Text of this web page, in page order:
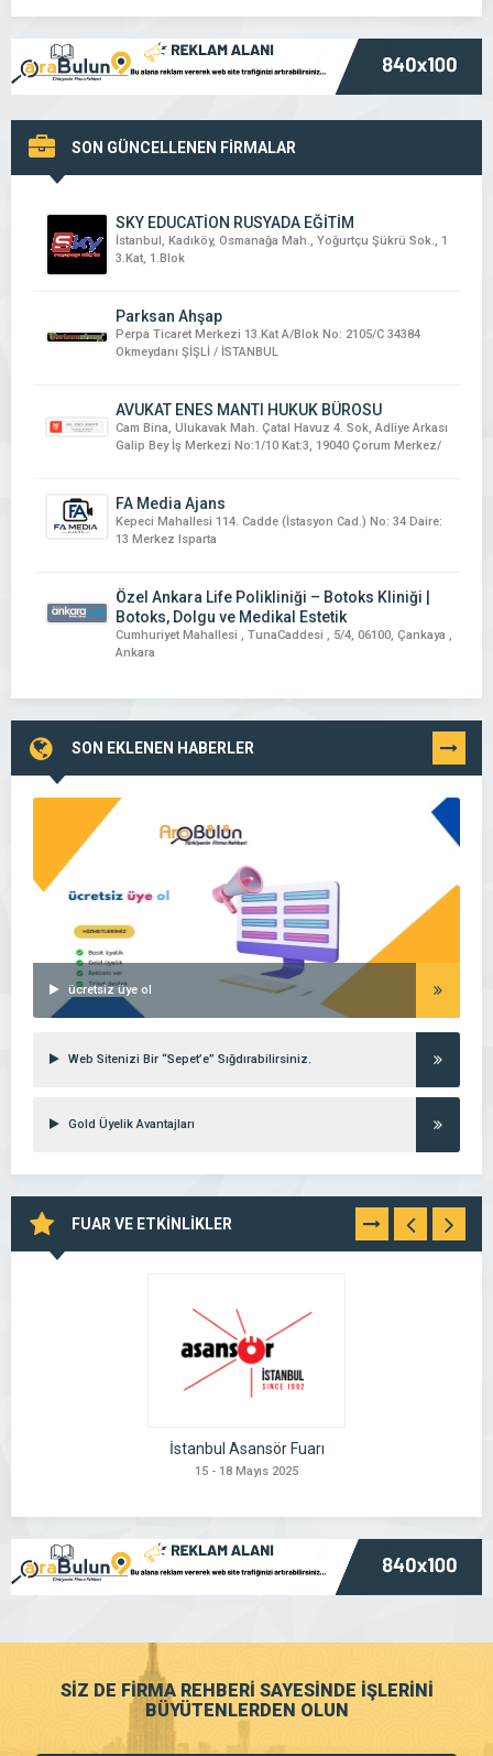
SON GÜNCELLENEN FİRMALAR
SKY EDUCATİON RUSYADA EĞİTİM
İstanbul, Kadıköy, Osmanağa Mah., Yoğurtçu Şükrü Sok., 1
3.Kat, 1.Blok
Parksan Ahşap
Perpa Ticaret Merkezi 13.Kat A/Blok No: 2105/C 34384
Okmeydanı ŞİŞLİ / İSTANBUL
AVUKAT ENES MANTI HUKUK BÜROSU
Cam Bina, Ulukavak Mah. Çatal Havuz 4. Sok, Adliye Arkası
Galip Bey İş Merkezi No:1/10 Kat:3, 19040 Çorum Merkez/
FA Media Ajans
Kepeci Mahallesi 114. Cadde (İstasyon Cad.) No: 34 Daire:
13 Merkez Isparta
Özel Ankara Life Polikliniği – Botoks Kliniği |
Botoks, Dolgu ve Medikal Estetik
Cumhuriyet Mahallesi , TunaCaddesi , 5/4, 06100, Çankaya ,
Ankara
SON EKLENEN HABERLER TÜMÜNÜ
GÖR
ücretsiz üye ol
Web Sitenizi Bir “Sepet’e” Sığdırabilirsiniz.
Gold Üyelik Avantajları
FUAR VE ETKİNLİKLER TÜMÜNÜ
GÖR
İstanbul Asansör Fuarı
15 - 18 Mayıs 2025
SİZ DE FİRMA REHBERİ SAYESİNDE İŞLERİNİ
BÜYÜTENLERDEN OLUN